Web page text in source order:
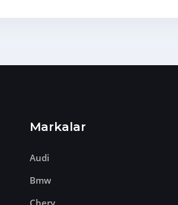
Markalar
Audi
Bmw
Chery